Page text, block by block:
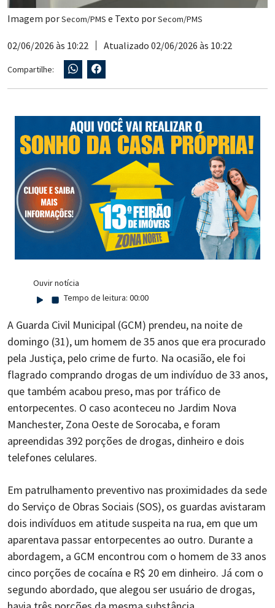
Imagem porSecom/PMS e Texto porSecom/PMS
02/06/2026 às 10:22 Atualizado 02/06/2026 às 10:22
Compartilhe:
Ouvir notícia
Tempo de leitura: 00:00
A Guarda Civil Municipal (GCM) prendeu, na noite de
domingo (31), um homem de 35 anos que era procurado
pela Justiça, pelo crime de furto. Na ocasião, ele foi
flagrado comprando drogas de um indivíduo de 33 anos,
que também acabou preso, mas por tráfico de
entorpecentes. O caso aconteceu no Jardim Nova
Manchester, Zona Oeste de Sorocaba, e foram
apreendidas 392 porções de drogas, dinheiro e dois
telefones celulares.
Em patrulhamento preventivo nas proximidades da sede
do Serviço de Obras Sociais (SOS), os guardas avistaram
dois indivíduos em atitude suspeita na rua, em que um
aparentava passar entorpecentes ao outro. Durante a
abordagem, a GCM encontrou com o homem de 33 anos
cinco porções de cocaína e R$ 20 em dinheiro. Já com o
segundo abordado, que alegou ser usuário de drogas,